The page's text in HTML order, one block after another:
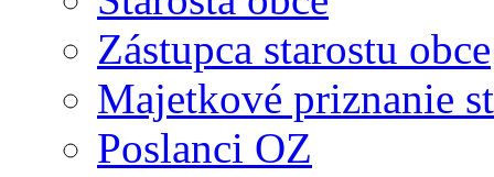
Zástupca starostu obce
Majetkové priznanie
Poslanci OZ